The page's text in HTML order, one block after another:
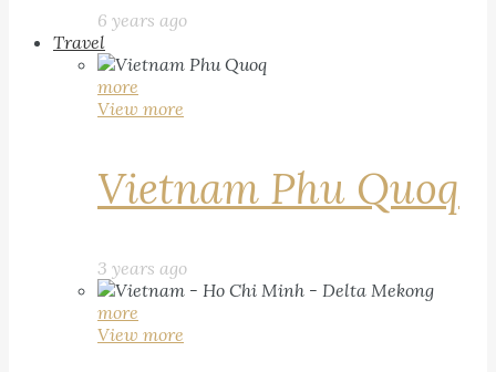
6 years ago
Travel
more
View more
Vietnam Phu Quoq
3 years ago
more
View more